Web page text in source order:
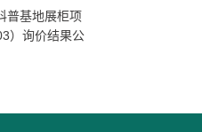
普基地展柜项
）询价结果公